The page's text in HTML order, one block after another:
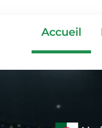
Accueil